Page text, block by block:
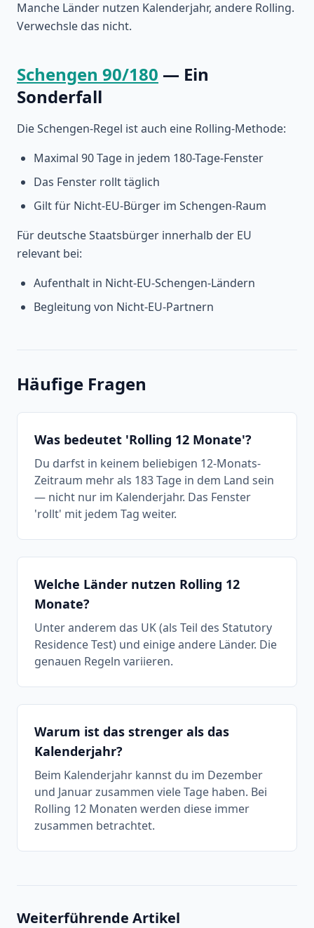
Manche Länder nutzen Kalenderjahr, andere Rolling.
Verwechsle das nicht.
Schengen 90/180 — Ein
Sonderfall
Die Schengen-Regel ist auch eine Rolling-Methode:
Maximal 90 Tage in jedem 180-Tage-Fenster
Das Fenster rollt täglich
Gilt für Nicht-EU-Bürger im Schengen-Raum
Für deutsche Staatsbürger innerhalb der EU
relevant bei:
Aufenthalt in Nicht-EU-Schengen-Ländern
Begleitung von Nicht-EU-Partnern
Häufige Fragen
Was bedeutet 'Rolling 12 Monate'?
Du darfst in keinem beliebigen 12-Monats-
Zeitraum mehr als 183 Tage in dem Land sein
— nicht nur im Kalenderjahr. Das Fenster
'rollt' mit jedem Tag weiter.
Welche Länder nutzen Rolling 12
Monate?
Unter anderem das UK (als Teil des Statutory
Residence Test) und einige andere Länder. Die
genauen Regeln variieren.
Warum ist das strenger als das
Kalenderjahr?
Beim Kalenderjahr kannst du im Dezember
und Januar zusammen viele Tage haben. Bei
Rolling 12 Monaten werden diese immer
zusammen betrachtet.
Weiterführende Artikel